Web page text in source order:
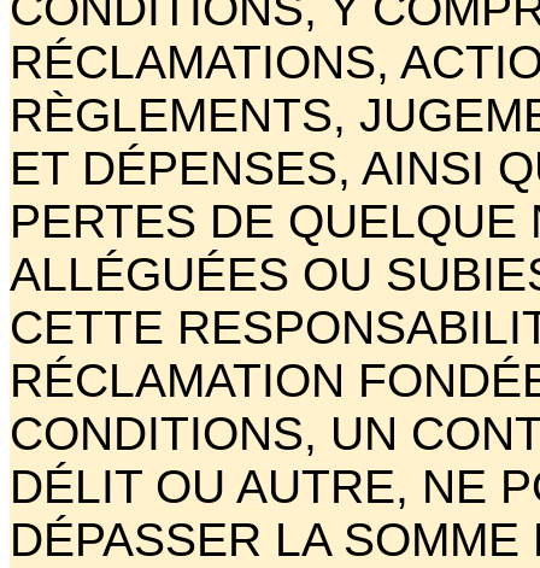
RÉCLAMATIONS,
RÈGLEMENTS,
ET DÉPENSES, AINSI
PERTES DE QUELQUE
ALLÉGUÉES OU
CETTE
RÉCLAMATION
CONDITIONS, UN
DÉLIT OU AUTRE, NE
DÉPASSER LA